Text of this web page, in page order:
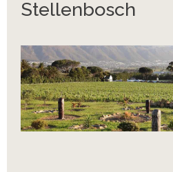
Stellenbosch